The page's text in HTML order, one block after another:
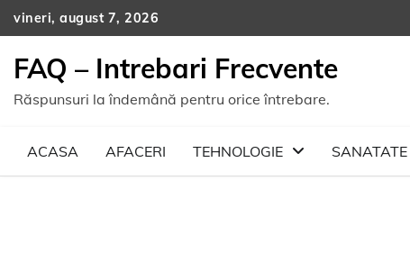
Skip
to
vineri, august 7, 2026
FAQ – Intrebari Frecvente
Răspunsuri la îndemână pentru orice întrebare.
ACASA AFACERI TEHNOLOGIE SANATATE